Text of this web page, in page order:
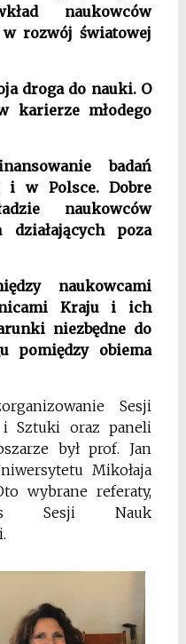
naukowców
rozwój światowej
droga do nauki. O
karierze młodego
badań
i w Polsce. Dobre
naukowców
działających poza
naukowcami
Kraju i ich
niezbędne do
pomiędzy obiema
Sesji
i Sztuki oraz paneli
był prof. Jan
Mikołaja
wybrane referaty,
Sesji Nauk